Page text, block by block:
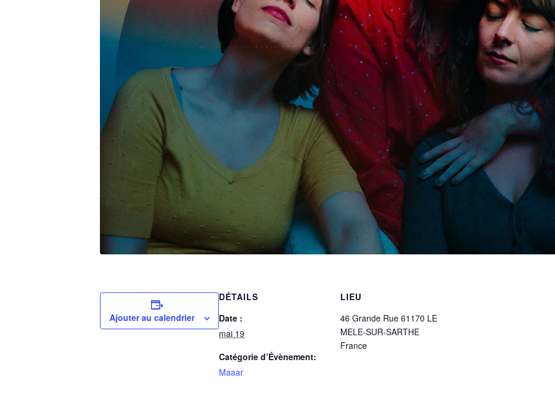
Ajouter au calendrier
DÉTAILS
Date :
mai 19
Catégorie d’Évènement:
Maaar
LIEU
46 Grande Rue 61170 LE
MELE-SUR-SARTHE
France